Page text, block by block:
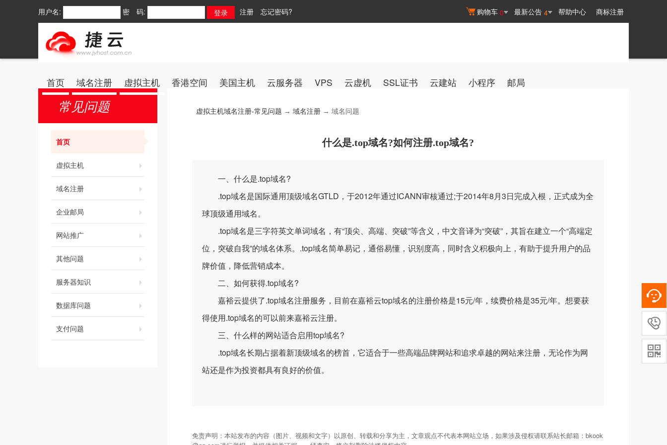
购物车 0 最新公告 4 帮助中心 商标注册
用户名: 密 码: 注册 忘记密码?
首页 域名注册 虚拟主机 香港空间 美国主机 云服务器 VPS 云虚机 SSL证书 云建站 小程序 邮局
常见问题
首页
虚拟主机
域名注册
企业邮局
网站推广
其他问题
服务器知识
数据库问题
支付问题
虚拟主机域名注册-常见问题 → 域名注册 → 域名问题
什么是.top域名?如何注册.top域名?
一、什么是.top域名?
.top域名是国际通用顶级域名GTLD，于2012年通过ICANN审核通过;于2014年8月3日完成入根，正式成为全
球顶级通用域名。
.top域名是三字符英文单词域名，有“顶尖、高端、突破”等含义，中文音译为“突破”，其旨在建立一个“高端定
位，突破自我”的域名体系。.top域名简单易记，通俗易懂，识别度高，同时含义积极向上，有助于提升用户的品
牌价值，降低营销成本。
二、如何获得.top域名?
嘉裕云提供了.top域名注册服务，目前在嘉裕云top域名的注册价格是15元/年，续费价格是35元/年。想要获
得使用.top域名的可以前来嘉裕云注册。
三、什么样的网站适合启用top域名?
.top域名长期占据着新顶级域名的榜首，它适合于一些高端品牌网站和追求卓越的网站来注册，无论作为网
站还是作为投资都具有良好的价值。
免责声明：本站发布的内容（图片、视频和文字）以原创、转载和分享为主，文章观点不代表本网站立场，如果涉及侵权请联系站长邮箱：bkook

